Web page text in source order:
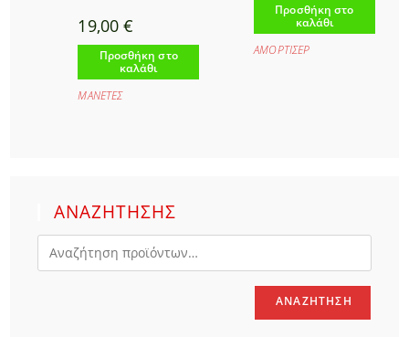
19,00€
Προσθήκη στο
καλάθι
ΜΑΝΕΤΕΣ
Προσθήκη στο
καλάθι
ΑΜΟΡΤΙΣΕΡ
ΑΝΑΖΗΤΗΣΗΣ
ΑΝΑΖΉΤΗΣΗ